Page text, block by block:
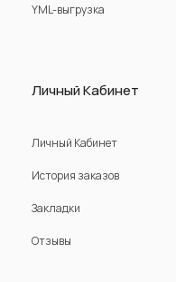
YML-выгрузка
Личный Кабинет
Личный Кабинет
История заказов
Закладки
Отзывы